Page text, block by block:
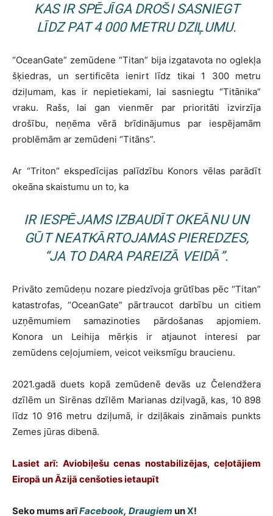
KAS IR SPĒJĪGA DROŠI SASNIEGT
LĪDZ PAT 4 000 METRU DZIĻUMU.
“OceanGate” zemūdene “Titan” bija izgatavota no oglekļa
šķiedras, un sertificēta ienirt līdz tikai 1 300 metru
dziļumam, kas ir nepietiekami, lai sasniegtu “Titānika”
vraku. Rašs, lai gan vienmēr par prioritāti izvirzīja
drošību, neņēma vērā brīdinājumus par iespējamām
problēmām ar zemūdeni “Titāns”.
Ar “Triton” ekspedīcijas palīdzību Konors vēlas parādīt
okeāna skaistumu un to, ka
IR IESPĒJAMS IZBAUDĪT OKEĀNU UN
GŪT NEATKĀRTOJAMAS PIEREDZES,
“JA TO DARA PAREIZĀ VEIDĀ”.
Privāto zemūdeņu nozare piedzīvoja grūtības pēc “Titan”
katastrofas, “OceanGate” pārtraucot darbību un citiem
uzņēmumiem samazinoties pārdošanas apjomiem.
Konora un Leihija mērķis ir atjaunot interesi par
zemūdens ceļojumiem, veicot veiksmīgu braucienu.
2021.gadā duets kopā zemūdenē devās uz Čelendžera
dzīlēm un Sirēnas dzīlēm Marianas dziļvagā, kas, 10 898
līdz 10 916 metru dziļumā, ir dziļākais zināmais punkts
Zemes jūras dibenā.
Lasiet arī: Aviobiļešu cenas nostabilizējas, ceļotājiem
Eiropā un Āzijā cenšoties ietaupīt
Seko mums arīFacebook, Draugiem unX!